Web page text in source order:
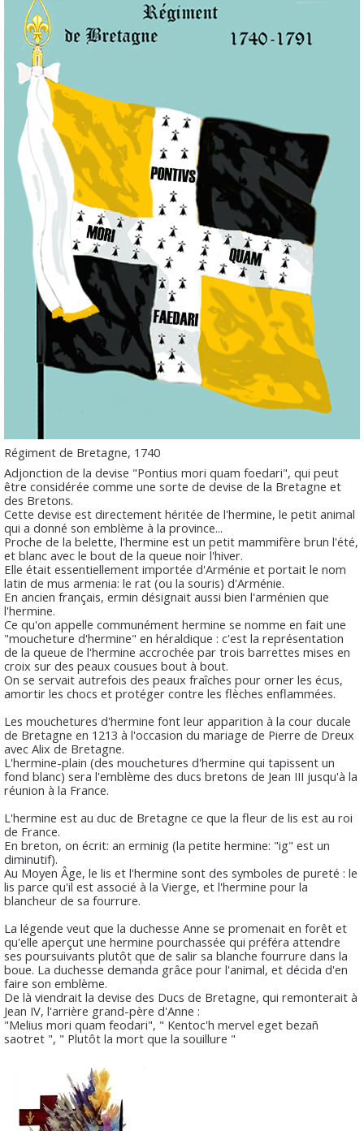
Régiment de Bretagne, 1740
Adjonction de la devise "Pontius mori quam foedari", qui peut
être considérée comme une sorte de devise de la Bretagne et
des Bretons.
Cette devise est directement héritée de l'hermine, le petit animal
qui a donné son emblème à la province...
Proche de la belette, l'hermine est un petit mammifère brun l'été,
et blanc avec le bout de la queue noir l'hiver.
Elle était essentiellement importée d'Arménie et portait le nom
latin de mus armenia: le rat (ou la souris) d'Arménie.
En ancien français, ermin désignait aussi bien l'arménien que
l'hermine.
Ce qu'on appelle communément hermine se nomme en fait une
"moucheture d'hermine" en héraldique : c'est la représentation
de la queue de l'hermine accrochée par trois barrettes mises en
croix sur des peaux cousues bout à bout.
On se servait autrefois des peaux fraîches pour orner les écus,
amortir les chocs et protéger contre les flèches enflammées.
Les mouchetures d'hermine font leur apparition à la cour ducale
de Bretagne en 1213 à l'occasion du mariage de Pierre de Dreux
avec Alix de Bretagne.
L'hermine-plain (des mouchetures d'hermine qui tapissent un
fond blanc) sera l'emblème des ducs bretons de Jean III jusqu'à la
réunion à la France.
L'hermine est au duc de Bretagne ce que la fleur de lis est au roi
de France.
En breton, on écrit: an erminig (la petite hermine: "ig" est un
diminutif).
Au Moyen Âge, le lis et l'hermine sont des symboles de pureté : le
lis parce qu'il est associé à la Vierge, et l'hermine pour la
blancheur de sa fourrure.
La légende veut que la duchesse Anne se promenait en forêt et
qu'elle aperçut une hermine pourchassée qui préféra attendre
ses poursuivants plutôt que de salir sa blanche fourrure dans la
boue. La duchesse demanda grâce pour l'animal, et décida d'en
faire son emblème.
De là viendrait la devise des Ducs de Bretagne, qui remonterait à
Jean IV, l'arrière grand-père d'Anne :
"Melius mori quam feodari", " Kentoc'h mervel eget bezañ
saotret ", " Plutôt la mort que la souillure "